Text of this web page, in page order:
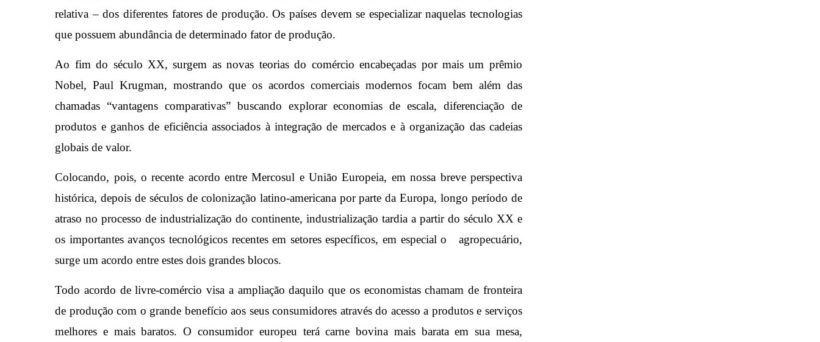
relativa – dos diferentes fatores de produção. Os países devem se especializar naquelas tecnologias
que possuem abundância de determinado fator de produção.
Ao fim do século XX, surgem as novas teorias do comércio encabeçadas por mais um prêmio
Nobel, Paul Krugman, mostrando que os acordos comerciais modernos focam bem além das
chamadas “vantagens comparativas” buscando explorar economias de escala, diferenciação de
produtos e ganhos de eficiência associados à integração de mercados e à organização das cadeias
globais de valor.
Colocando, pois, o recente acordo entre Mercosul e União Europeia, em nossa breve perspectiva
histórica, depois de séculos de colonização latino-americana por parte da Europa, longo período de
atraso no processo de industrialização do continente, industrialização tardia a partir do século XX e
os importantes avanços tecnológicos recentes em setores específicos, em especial o agropecuário,
surge um acordo entre estes dois grandes blocos.
Todo acordo de livre-comércio visa a ampliação daquilo que os economistas chamam de fronteira
de produção com o grande benefício aos seus consumidores através do acesso a produtos e serviços
melhores e mais baratos. O consumidor europeu terá carne bovina mais barata em sua mesa,